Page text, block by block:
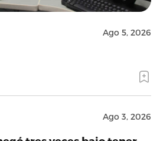
Ago 5, 2026
Ago 3, 2026